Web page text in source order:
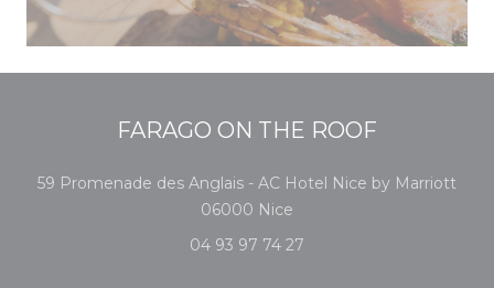
FARAGO ON THE ROOF
59 Promenade des Anglais - AC Hotel Nice by Marriott
06000 Nice
04 93 97 74 27